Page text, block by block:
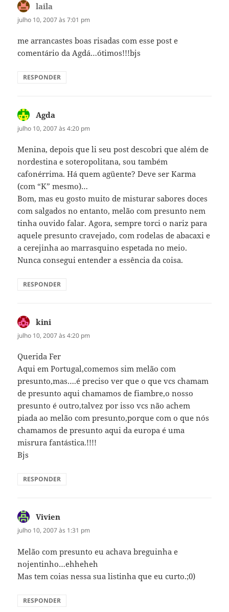
laila
julho 10, 2007 às 7:01 pm
me arrancastes boas risadas com esse post e
comentário da Agdá…ótimos!!!bjs
RESPONDER
Agda
julho 10, 2007 às 4:20 pm
Menina, depois que li seu post descobri que além de
nordestina e soteropolitana, sou também
cafonérrima. Há quem agüente? Deve ser Karma
(com “K” mesmo)…
Bom, mas eu gosto muito de misturar sabores doces
com salgados no entanto, melão com presunto nem
tinha ouvido falar. Agora, sempre torci o nariz para
aquele presunto cravejado, com rodelas de abacaxi e
a cerejinha ao marrasquino espetada no meio.
Nunca consegui entender a essência da coisa.
RESPONDER
kini
julho 10, 2007 às 4:20 pm
Querida Fer
Aqui em Portugal,comemos sim melão com
presunto,mas….é preciso ver que o que vcs chamam
de presunto aqui chamamos de fiambre,o nosso
presunto é outro,talvez por isso vcs não achem
piada ao melão com presunto,porque com o que nós
chamamos de presunto aqui da europa é uma
misrura fantástica.!!!!
Bjs
RESPONDER
Vivien
julho 10, 2007 às 1:31 pm
Melão com presunto eu achava breguinha e
nojentinho…ehheheh
Mas tem coias nessa sua listinha que eu curto.;0)
RESPONDER